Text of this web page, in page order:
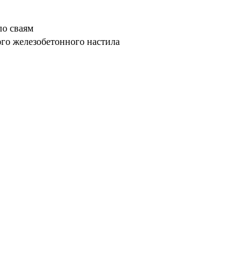
сваям
железобетонного настила